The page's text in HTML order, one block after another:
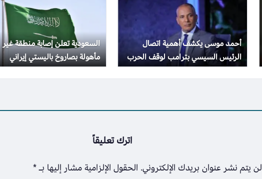
أحمد موسى يكشف أهمية اتصال
الرئيس السيسي بترامب لوقف الحرب
السعودية تعلن إصابة منطقة غير
مأهولة بصاروخ باليستي إيراني
اترك تعليقاً
لن يتم نشر عنوان بريدك الإلكتروني. الحقول الإلزامية مشار إليها بـ*